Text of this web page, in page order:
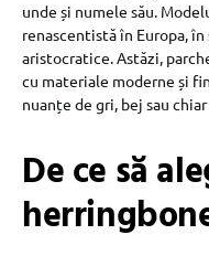
unde și numele său.
renascentistă în Europa,
aristocratice. Astăzi,
cu materiale moderne și
nuanțe de gri, bej sau
De ce să